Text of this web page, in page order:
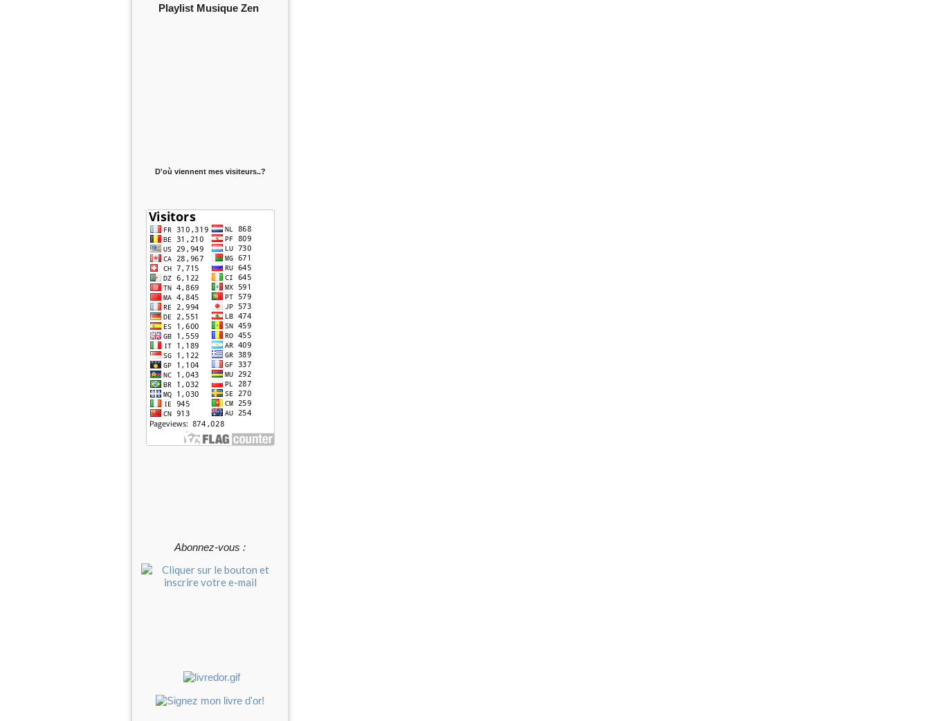
Playlist Musique Zen
D'où viennent mes visiteurs..?
Abonnez-vous :